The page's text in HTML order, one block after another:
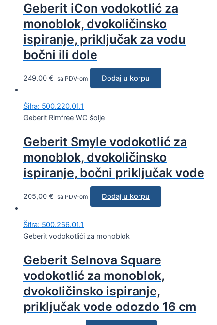
Geberit iCon vodokotlić za
monoblok, dvokoličinsko
ispiranje, priključak za vodu
bočni ili dole
249,00 € sa PDV-om Dodaj u korpu
Šifra: 500.220.01.1
Geberit Rimfree WC šolje
Geberit Smyle vodokotlić za
monoblok, dvokoličinsko
ispiranje, bočni priključak vode
205,00 € sa PDV-om Dodaj u korpu
Šifra: 500.266.01.1
Geberit vodokotlići za monoblok
Geberit Selnova Square
vodokotlić za monoblok,
dvokoličinsko ispiranje,
priključak vode odozdo 16 cm